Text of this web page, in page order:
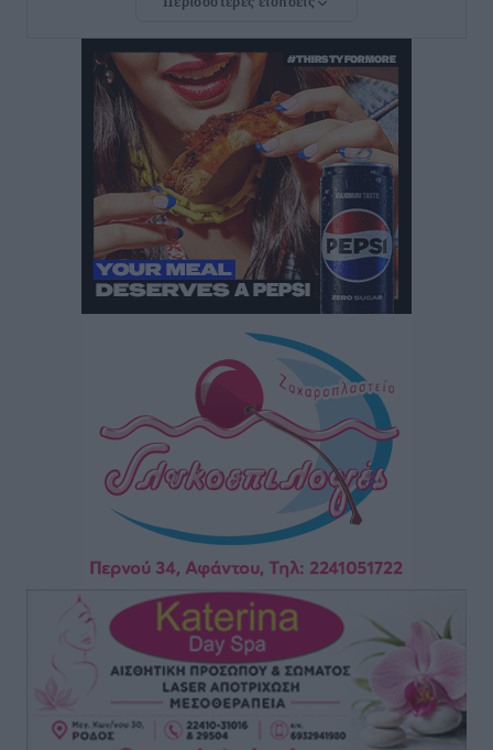
Νέο ξενοδοχείο στη Ρόδο για την H Hotels –
στην Κω
Τοπικές Ειδήσεις πριν 5 ώρες
Αυτοκίνητο μπήκε παράνομα σε μονόδρομο στο
Μαστιχάρι – Αναποδογύρισε όχημα με μητέρα και
5χρονο παιδί
Τοπικές Ειδήσεις• πριν 5 ώρες
“Η Ευρώπη αντιμετώπιζε το προσφυγικό σαν ταινία
τρόμου” – Η συγκλονιστική μαρτυρία της Χαρούλας
Γιασιράνη στον RV για τα γεγονότα που οδήγησαν στο
πριν 6 ώρες
Συναυλία με τον Γιάννη Κότσιρα στις 21 Αυγούστου
Πολιτιστικά• πριν 6 ώρες
Έκτακτη συνεδρίαση της Δημοτικής Επιτροπής Ρόδου
αύριο Παρασκευή 7 Αυγούστου
πριν 6 ώρες
ΑΕΡΑ: Δεν σταματάει να ενισχύεται, νέο απόκτημα ο
Μητρόπουλος
Αθλητικά πριν 6 ώρες